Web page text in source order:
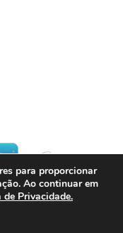
para proporcionar
Ao continuar em
de Privacidade.